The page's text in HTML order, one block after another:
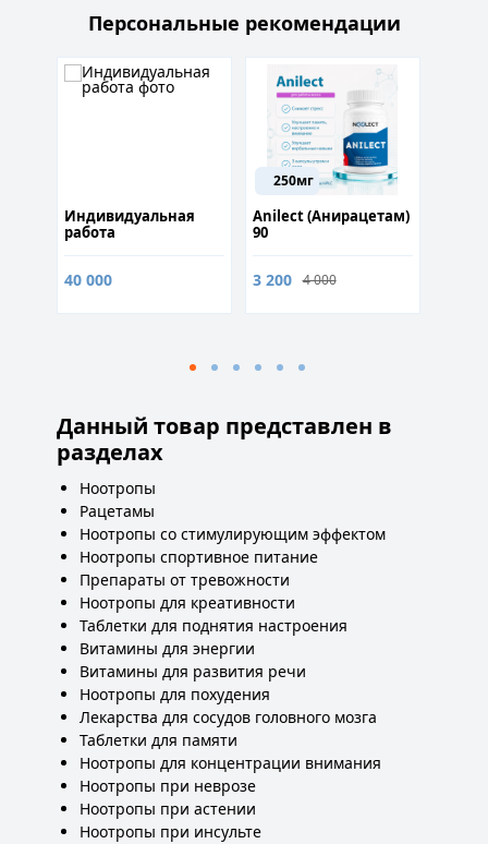
Персональные рекомендации
Индивидуальная
работа
40 000
250мг
Anilect (Анирацетам)
90
3 200 4 000
Данный товар представлен в
разделах
Ноотропы
Рацетамы
Ноотропы со стимулирующим эффектом
Ноотропы спортивное питание
Препараты от тревожности
Ноотропы для креативности
Таблетки для поднятия настроения
Витамины для энергии
Витамины для развития речи
Ноотропы для похудения
Лекарства для сосудов головного мозга
Таблетки для памяти
Ноотропы для концентрации внимания
Ноотропы при неврозе
Ноотропы при астении
Ноотропы при инсульте